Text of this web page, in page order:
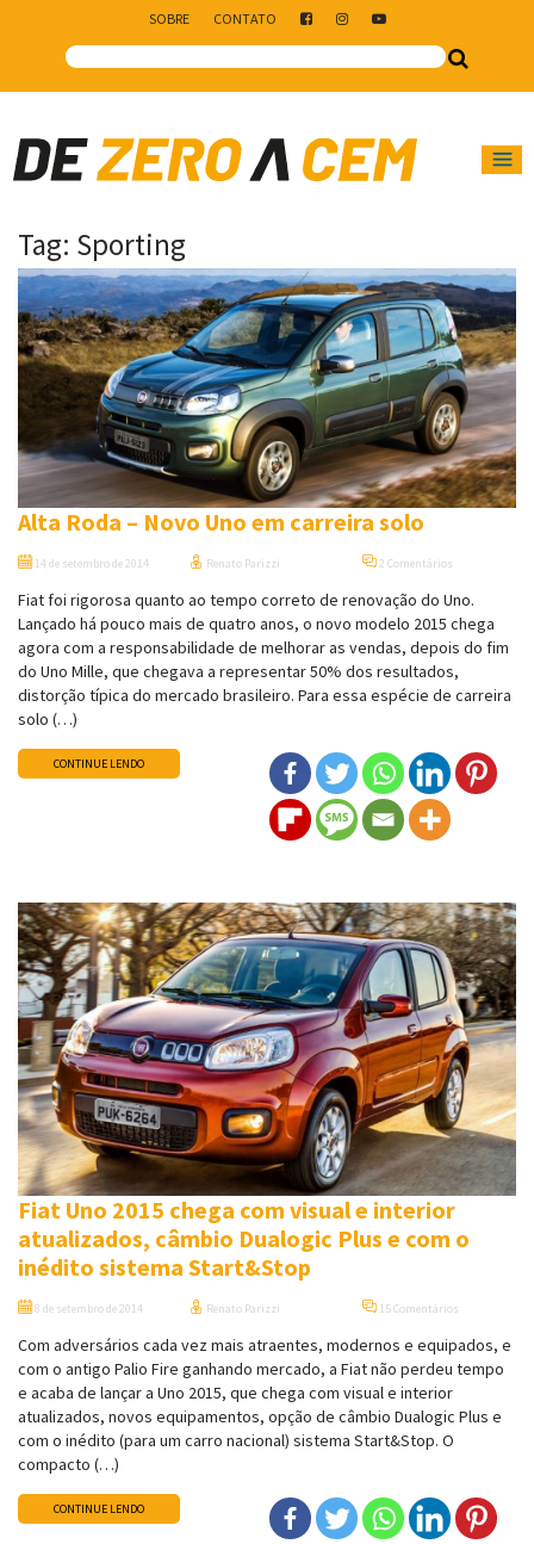
SOBRE CONTATO
Main Navigation
Tag: Sporting
Alta Roda – Novo Uno em carreira solo
14 de setembro de 2014 Renato Parizzi 2 Comentários
Fiat foi rigorosa quanto ao tempo correto de renovação do Uno.
Lançado há pouco mais de quatro anos, o novo modelo 2015 chega
agora com a responsabilidade de melhorar as vendas, depois do fim
do Uno Mille, que chegava a representar 50% dos resultados,
distorção típica do mercado brasileiro. Para essa espécie de carreira
solo (…)
CONTINUE LENDO
Fiat Uno 2015 chega com visual e interior
atualizados, câmbio Dualogic Plus e com o
inédito sistema Start&Stop
8 de setembro de 2014 Renato Parizzi 15 Comentários
Com adversários cada vez mais atraentes, modernos e equipados, e
com o antigo Palio Fire ganhando mercado, a Fiat não perdeu tempo
e acaba de lançar a Uno 2015, que chega com visual e interior
atualizados, novos equipamentos, opção de câmbio Dualogic Plus e
com o inédito (para um carro nacional) sistema Start&Stop. O
compacto (…)
CONTINUE LENDO